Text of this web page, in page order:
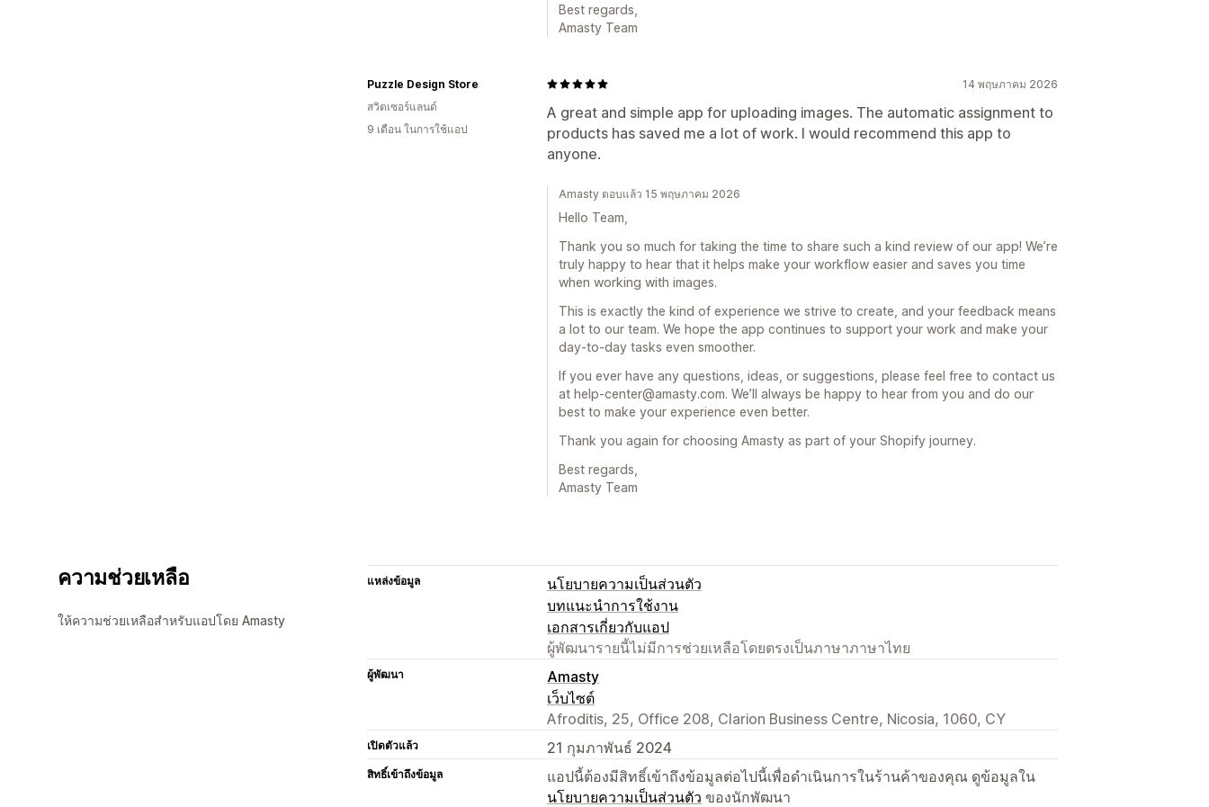
Best regards,
Amasty Team
14 พฤษภาคม 2026
A great and simple app for uploading images. The automatic assignment to
products has saved me a lot of work. I would recommend this app to
anyone.
Puzzle Design Store
สวิตเซอร์แลนด์
9 เดือน ในการใช้แอป
Amasty ตอบแล้ว 15 พฤษภาคม 2026
Hello Team,
Thank you so much for taking the time to share such a kind review of our app! We’re
truly happy to hear that it helps make your workflow easier and saves you time
when working with images.
This is exactly the kind of experience we strive to create, and your feedback means
a lot to our team. We hope the app continues to support your work and make your
day-to-day tasks even smoother.
If you ever have any questions, ideas, or suggestions, please feel free to contact us
at help-center@amasty.com. We’ll always be happy to hear from you and do our
best to make your experience even better.
Thank you again for choosing Amasty as part of your Shopify journey.
Best regards,
Amasty Team
ความช่วยเหลือ
ให้ความช่วยเหลือสำหรับแอปโดย Amasty
แหล่งข้อมูล
นโยบายความเป็นส่วนตัว
บทแนะนำการใช้งาน
เอกสารเกี่ยวกับแอป
ผู้พัฒนารายนี้ไม่มีการช่วยเหลือโดยตรงเป็นภาษาภาษาไทย
ผู้พัฒนา
Amasty
เว็บไซต์
Afroditis, 25, Office 208, Clarion Business Centre, Nicosia, 1060, CY
เปิดตัวแล้ว 21 กุมภาพันธ์ 2024
สิทธิ์เข้าถึงข้อมูล
แอปนี้ต้องมีสิทธิ์เข้าถึงข้อมูลต่อไปนี้เพื่อดำเนินการในร้านค้าของคุณ ดูข้อมูลใน
นโยบายความเป็นส่วนตัว ของนักพัฒนา